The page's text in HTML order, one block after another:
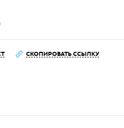
СКОПИРОВАТЬ ССЫЛКУ